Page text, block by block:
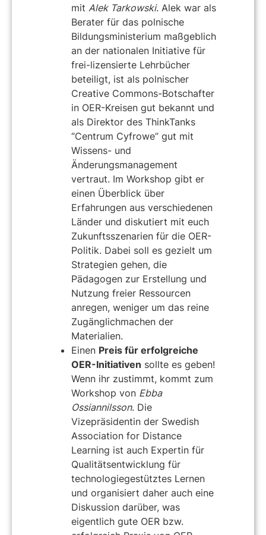
mit Alek Tarkowski. Alek war als
Berater für das polnische
Bildungsministerium maßgeblich
an der nationalen Initiative für
frei-lizensierte Lehrbücher
beteiligt, ist als polnischer
Creative Commons-Botschafter
in OER-Kreisen gut bekannt und
als Direktor des ThinkTanks
“Centrum Cyfrowe” gut mit
Wissens- und
Änderungsmanagement
vertraut. Im Workshop gibt er
einen Überblick über
Erfahrungen aus verschiedenen
Länder und diskutiert mit euch
Zukunftsszenarien für die OER-
Politik. Dabei soll es gezielt um
Strategien gehen, die
Pädagogen zur Erstellung und
Nutzung freier Ressourcen
anregen, weniger um das reine
Zugänglichmachen der
Materialien.
Einen Preis für erfolgreiche
OER-Initiativen sollte es geben!
Wenn ihr zustimmt, kommt zum
Workshop von Ebba
Ossiannilsson. Die
Vizepräsidentin der Swedish
Association for Distance
Learning ist auch Expertin für
Qualitätsentwicklung für
technologiegestütztes Lernen
und organisiert daher auch eine
Diskussion darüber, was
eigentlich gute OER bzw.